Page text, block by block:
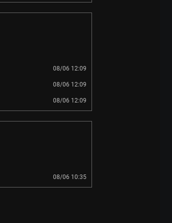
08/06 12:09
08/06 12:09
08/06 12:09
08/06 10:35